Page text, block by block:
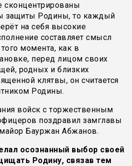
сконцентрированы
защиты Родины, то каждый
на себя высокие
составляет смысл
момента, как в
перед лицом своих
родных и близких
клятвы, он считается
Родины.
войск с торжественным
поздравил замглавы
Бауржан Абжанов.
осознанный выбор своей
Родину, связав тем